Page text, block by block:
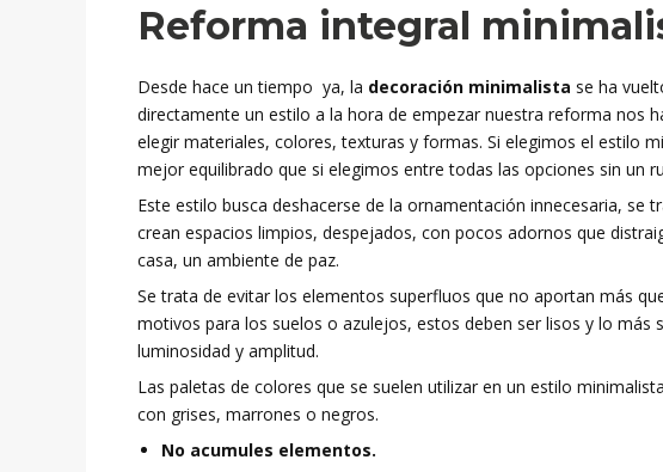
Reforma integral
Desde hace un tiempo ya, la decoración minimalista se ha
directamente un estilo a la hora de empezar nuestra reforma nos
elegir materiales, colores, texturas y formas. Si elegimos el estilo
mejor equilibrado que si elegimos entre todas las opciones sin un
Este estilo busca deshacerse de la ornamentación innecesaria, se
crean espacios limpios, despejados, con pocos adornos que
casa, un ambiente de paz.
Se trata de evitar los elementos superfluos que no aportan más
motivos para los suelos o azulejos, estos deben ser lisos y lo más
luminosidad y amplitud.
Las paletas de colores que se suelen utilizar en un estilo
con grises, marrones o negros.
No acumules elementos.